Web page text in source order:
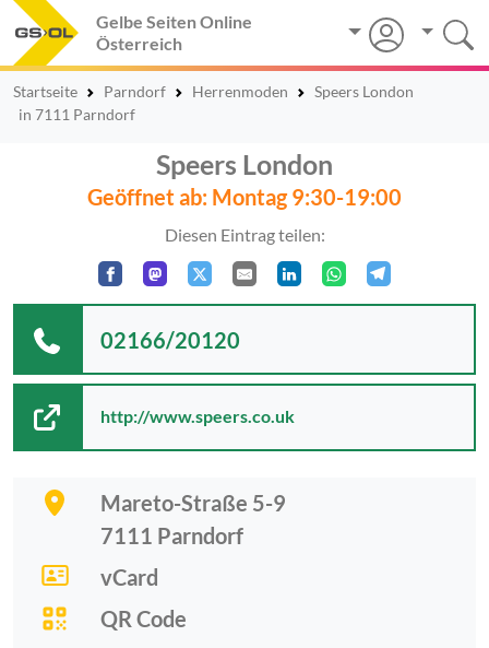
Gelbe Seiten Online
Österreich
Startseite Parndorf Herrenmoden
Speers London
in 7111 Parndorf
Speers London
Geöffnet ab: Montag 9:30-19:00
Diesen Eintrag teilen:
Mareto-Straße 5-9
7111 Parndorf
vCard
QR Code
02166/20120
http://www.speers.co.uk